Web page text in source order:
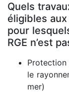
Quels
éligibles
pour
RGE n’est
le
mer)